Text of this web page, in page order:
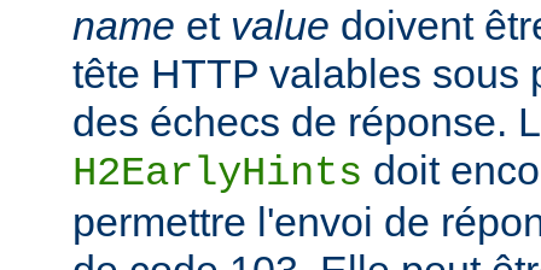
name et value doivent
tête HTTP valables sous
des échecs de réponse.
H2EarlyHints doit
permettre l'envoi de